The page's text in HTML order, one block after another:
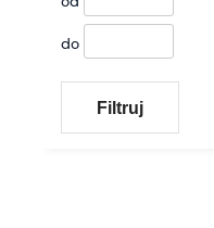
do
Filtruj